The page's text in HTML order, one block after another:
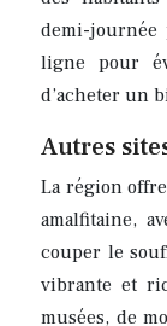
demi-journée
ligne pour
d’acheter un
Autres
La région
amalfitaine,
couper le
vibrante et
musées, de